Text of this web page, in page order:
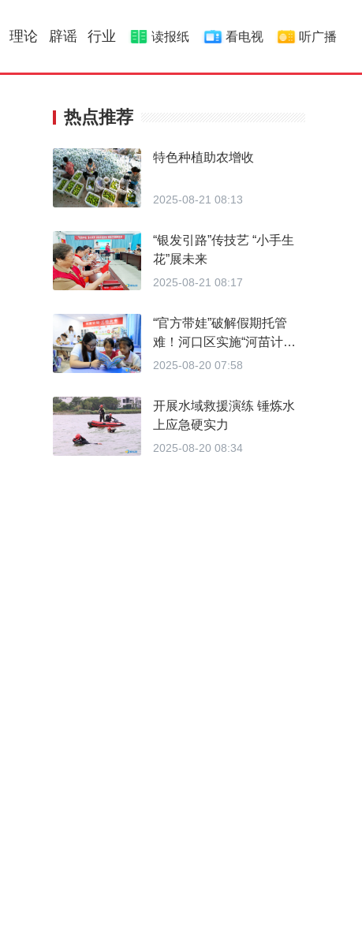
理论 辟谣 行业 读报纸 看电视 听广播
热点推荐
特色种植助农增收
2025-08-21 08:13
“银发引路”传技艺 “小手生
花”展未来
2025-08-21 08:17
“官方带娃”破解假期托管
难！河口区实施“河苗计
划”托管服务，以民生工程
2025-08-20 07:58
开展水域救援演练 锤炼水
上应急硬实力
2025-08-20 08:34